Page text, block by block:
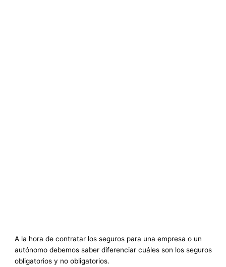
A la hora de contratar los seguros para una empresa o un
autónomo debemos saber diferenciar cuáles son los seguros
obligatorios y no obligatorios.